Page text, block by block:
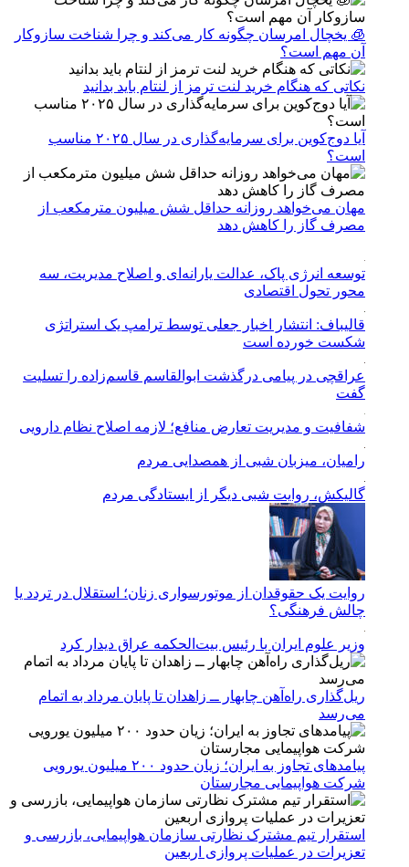
🧊 یخچال امرسان چگونه کار می‌کند و چرا شناخت سازوکار
آن مهم است؟
نکاتی که هنگام خرید لنت ترمز از لنتام باید بدانید
آیا دوج‌کوین برای سرمایه‌گذاری در سال ۲۰۲۵ مناسب
است؟
مهان می‌خواهد روزانه حداقل شش میلیون مترمکعب از
مصرف گاز را کاهش دهد
توسعه انرژی پاک، عدالت یارانه‌ای و اصلاح مدیریت، سه
محور تحول اقتصادی
قالیباف: انتشار اخبار جعلی توسط ترامپ یک استراتژی
شکست خورده است
عراقچی در پیامی درگذشت ابوالقاسم قاسم‌زاده را تسلیت
گفت
شفافیت و مدیریت تعارض منافع؛ لازمه اصلاح نظام دارویی
رامیان، میزبان شبی از همصدایی مردم
گالیکش، روایت شبی دیگر از ایستادگی مردم
روایت یک حقوقدان از موتورسواری زنان؛ استقلال در تردد یا
چالش فرهنگی؟
وزیر علوم ایران با رئیس بیت‌الحکمه عراق دیدار کرد
ریل‌گذاری راه‌آهن چابهار ــ زاهدان تا پایان مرداد به اتمام
می‌رسد
پیامدهای تجاوز به ایران؛ زیان حدود ۲۰۰ میلیون یورویی
شرکت هواپیمایی مجارستان
استقرار تیم مشترک نظارتی سازمان هواپیمایی، بازرسی و
تعزیرات در عملیات پروازی اربعین